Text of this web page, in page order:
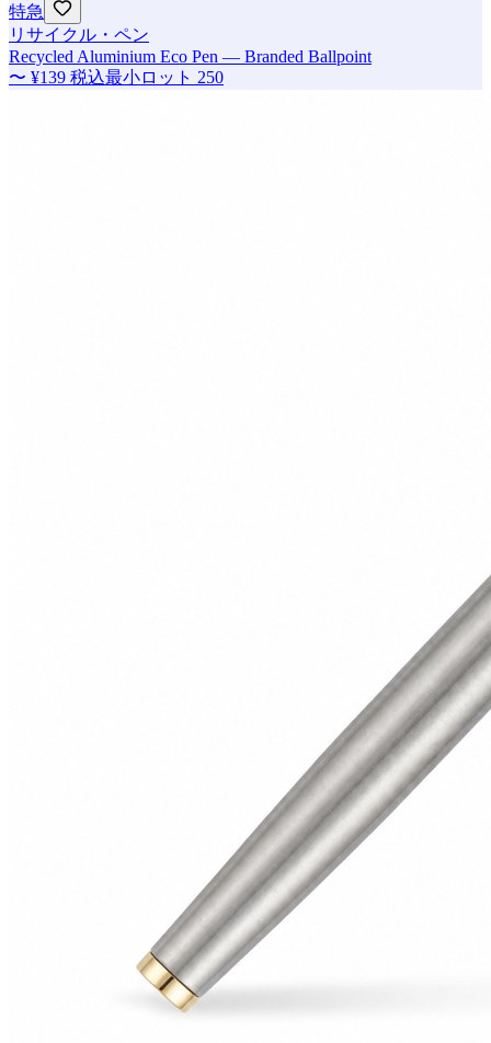
特急
リサイクル・ペン
Recycled Aluminium Eco Pen — Branded Ballpoint
〜 ¥139 税込最小ロット 250